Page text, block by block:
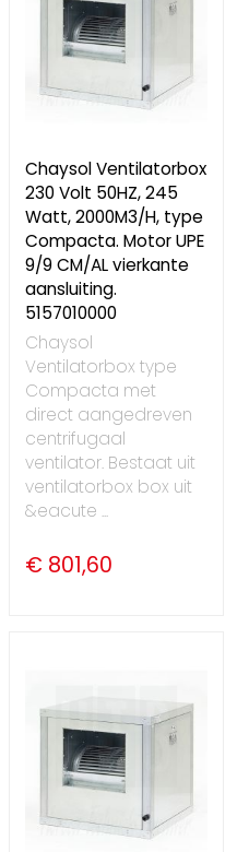
Chaysol Ventilatorbox
230 Volt 50HZ, 245
Watt, 2000M3/H, type
Compacta. Motor UPE
9/9 CM/AL vierkante
aansluiting.
5157010000
Chaysol
Ventilatorbox type
Compacta met
direct aangedreven
centrifugaal
ventilator. Bestaat uit
ventilatorbox box uit
&eacute ...
€ 801,60